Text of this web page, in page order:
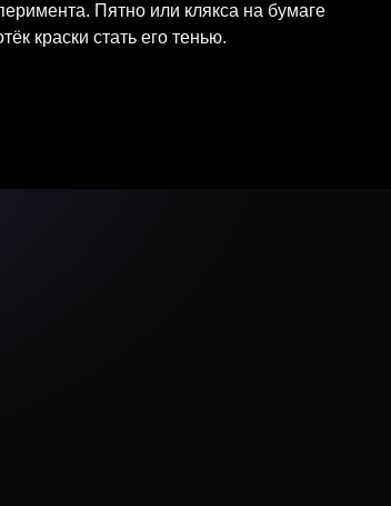
Пятно или клякса на бумаге
краски стать его тенью.